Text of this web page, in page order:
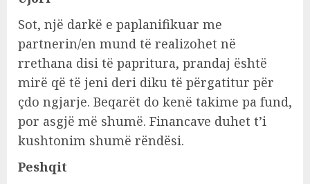
Sot, një darkë e paplanifikuar me
partnerin/en mund të realizohet në
rrethana disi të papritura, prandaj është
mirë që të jeni deri diku të përgatitur për
çdo ngjarje. Beqarët do kenë takime pa fund,
por asgjë më shumë. Financave duhet t’i
kushtonim shumë rëndësi.
Peshqit